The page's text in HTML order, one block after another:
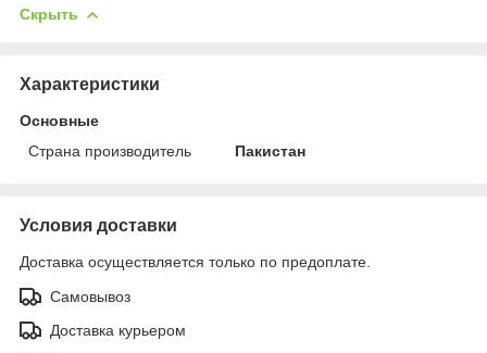
Скрыть
Характеристики
Основные
Страна производитель
Пакистан
Условия доставки
Доставка осуществляется только по предоплате.
Самовывоз
Доставка курьером